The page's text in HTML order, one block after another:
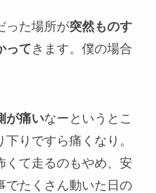
った場所が突然ものす
ってきます。僕の場合
が痛いなーというとこ
下りですら痛くなり。
くて走るのもやめ、安
でたくさん動いた日の